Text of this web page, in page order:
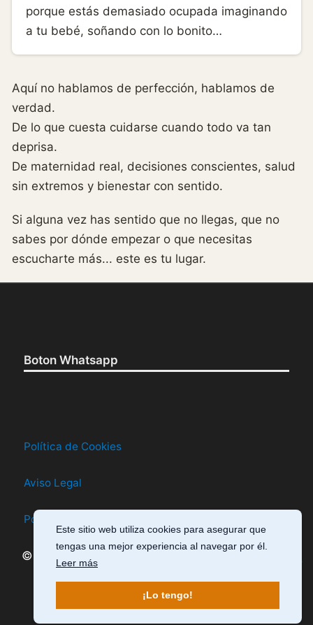
porque estás demasiado ocupada imaginando
a tu bebé, soñando con lo bonito…
Aquí no hablamos de perfección, hablamos de
verdad.
De lo que cuesta cuidarse cuando todo va tan
deprisa.
De maternidad real, decisiones conscientes, salud
sin extremos y bienestar con sentido.
Si alguna vez has sentido que no llegas, que no
sabes por dónde empezar o que necesitas
escucharte más... este es tu lugar.
Boton Whatsapp
Política de Cookies
Aviso Legal
Política de Privacidad
© 2026 Cursos En La Mira · Todos los derechos
Este sitio web utiliza cookies para asegurar que
tengas una mejor experiencia al navegar por él.
Leer más
¡Lo tengo!